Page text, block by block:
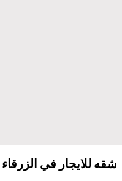
شقه للايجار في